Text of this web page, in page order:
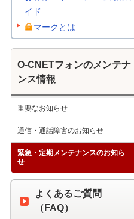
イド
マークとは
O-CNETフォンのメンテナ
ンス情報
重要なお知らせ
通信・通話障害のお知らせ
緊急・定期メンテナンスのお知ら
せ
よくあるご質問
（FAQ）